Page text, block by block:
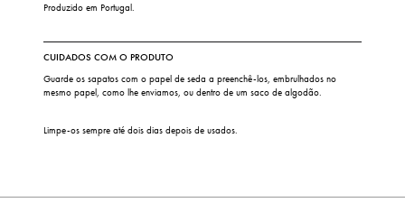
Produzido em Portugal.
CUIDADOS COM O PRODUTO
Guarde os sapatos com o papel de seda a preenchê-los, embrulhados no
mesmo papel, como lhe enviamos, ou dentro de um saco de algodão.
Limpe-os sempre até dois dias depois de usados.